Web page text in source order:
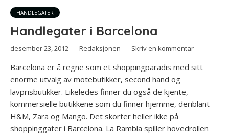
HANDLEGATER
Handlegater i Barcelona
desember 23, 2012 Redaksjonen Skriv en kommentar
Barcelona er å regne som et shoppingparadis med sitt
enorme utvalg av motebutikker, second hand og
lavprisbutikker. Likeledes finner du også de kjente,
kommersielle butikkene som du finner hjemme, deriblant
H&M, Zara og Mango. Det skorter heller ikke på
shoppinggater i Barcelona. La Rambla spiller hovedrollen